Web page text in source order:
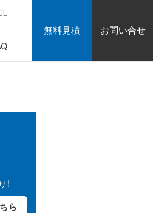
無料見積 お問い合せ
!
ら